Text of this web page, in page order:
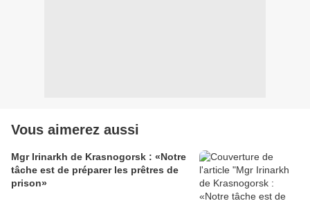
Vous aimerez aussi
Mgr Irinarkh de Krasnogorsk : «Notre
tâche est de préparer les prêtres de
prison»